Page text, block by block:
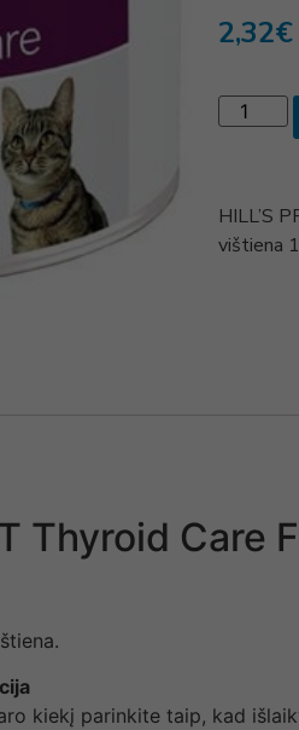
2,32€
HILL’S
vištiena
Thyroid
kiekį parinkite taip, kad